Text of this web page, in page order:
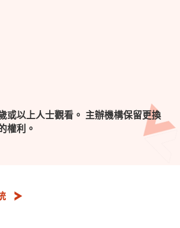
或以上人士觀看。 主辦機構保留更換
權利。